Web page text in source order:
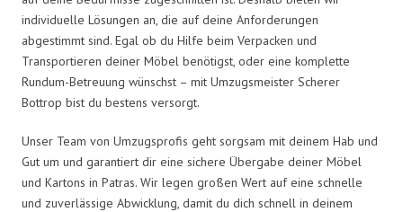
individuelle Lösungen an, die auf deine Anforderungen
abgestimmt sind. Egal ob du Hilfe beim Verpacken und
Transportieren deiner Möbel benötigst, oder eine komplette
Rundum-Betreuung wünschst – mit Umzugsmeister Scherer
Bottrop bist du bestens versorgt.
Unser Team von Umzugsprofis geht sorgsam mit deinem Hab und
Gut um und garantiert dir eine sichere Übergabe deiner Möbel
und Kartons in Patras. Wir legen großen Wert auf eine schnelle
und zuverlässige Abwicklung, damit du dich schnell in deinem